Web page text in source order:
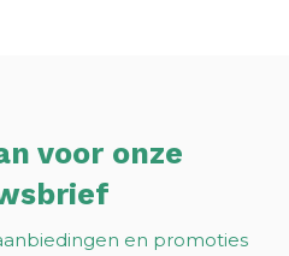
voor onze
en promoties